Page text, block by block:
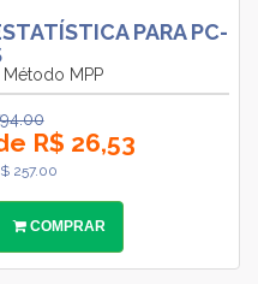
PARA PC-
MPP
R$ 26,53
257.00
COMPRAR